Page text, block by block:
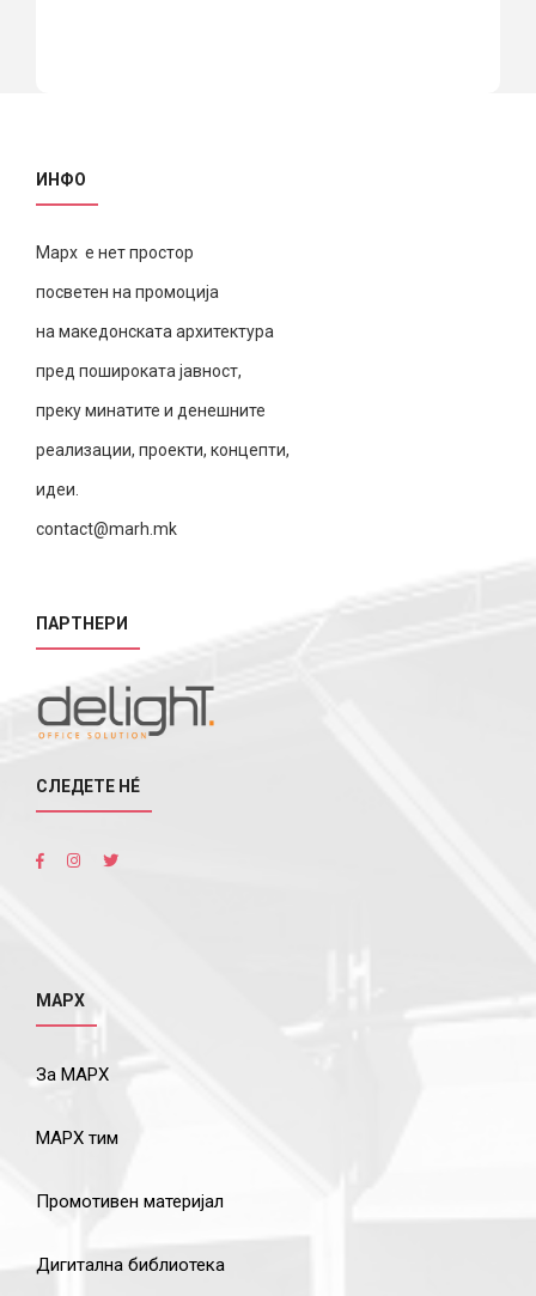
ИНФО
Марх е нет простор
посветен на промоција
на македонската архитектура
пред пошироката јавност,
преку минатите и денешните
реализации, проекти, концепти,
идеи.
contact@marh.mk
ПАРТНЕРИ
СЛЕДЕТЕ НÉ
МАРХ
За МАРХ
МАРХ тим
Промотивен материјал
Дигитална библиотека